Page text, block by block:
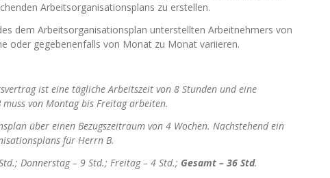
Arbeitsorganisationsplans zu erstellen.
dem Arbeitsorganisationsplan unterstellten Arbeitnehmers von
oder gegebenenfalls von Monat zu Monat variieren.
ist eine tägliche Arbeitszeit von 8 Stunden und eine
von Montag bis Freitag arbeiten.
über einen Bezugszeitraum von 4 Wochen. Nachstehend ein
für Herrn B.
Donnerstag – 9 Std.; Freitag – 4 Std.; Gesamt – 36 Std.